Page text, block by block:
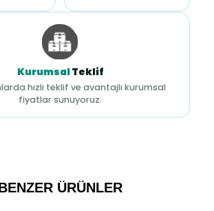
KurumsalTeklif
hızlı teklif ve avantajlı kurumsal
fiyatlar sunuyoruz.
ÜRÜNLER